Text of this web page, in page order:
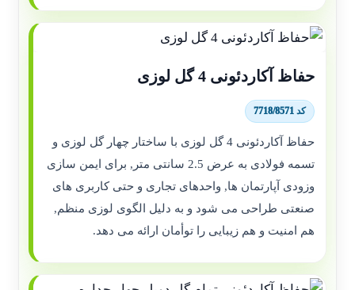
حفاظ آکاردئونی 4 گل لوزی
کد 7718/8571
حفاظ آکاردئونی 4 گل لوزی با ساختار چهار گل لوزی و
تسمه فولادی به عرض 2.5 سانتی متر, برای ایمن سازی
وزودی آپارتمان ها, واحدهای تجاری و حتی کاربری های
صنعتی طراحی می شود و به دلیل الگوی لوزی منظم,
هم امنیت و هم زیبایی را توأمان ارائه می دهد.